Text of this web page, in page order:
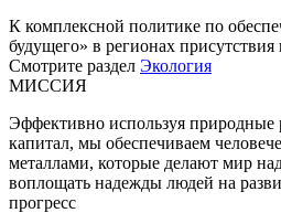
К комплексной политике по
будущего» в регионах
Смотрите раздел Экология
МИССИЯ
Эффективно используя
капитал, мы обеспечиваем
металлами, которые делают мир
воплощать надежды людей на
прогресс